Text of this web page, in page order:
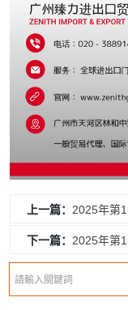
上一篇： 2025年第
和衛生要求的公告）
下一篇： 2025年第